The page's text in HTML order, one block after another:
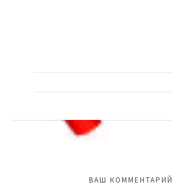
ВАШ КОММЕНТАРИЙ